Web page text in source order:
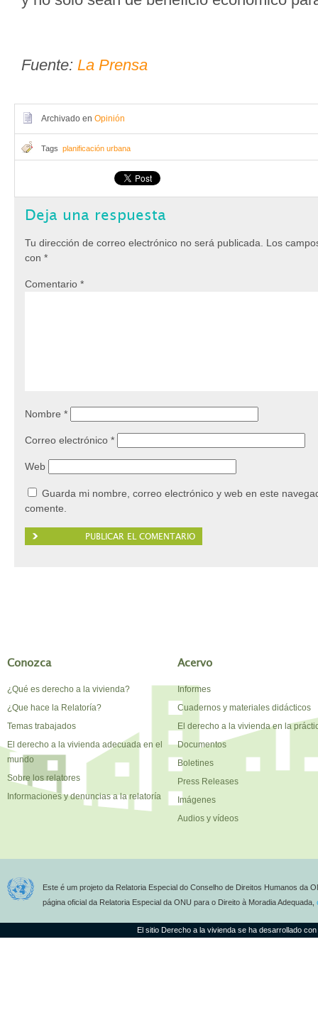
Fuente: La Prensa
Archivado en Opinión
Tags planificación urbana
Deja una respuesta
Tu dirección de correo electrónico no será publicada.
Los
con *
Comentario *
Nombre *
Correo electrónico *
Web
Guarda mi nombre, correo electrónico y web en este
comente.
Conozca
¿Qué es derecho a la vivienda?
¿Que hace la Relatoría?
Temas trabajados
El derecho a la vivienda adecuada en el
mundo
Sobre los relatores
Informaciones y denuncias a la relatoría
Acervo
Informes
Cuadernos y materiales didácticos
El derecho a la vivienda en la
Documentos
Boletines
Press Releases
Imágenes
Audios y vídeos
Este é um projeto da Relatoria Especial do Conselho de Direitos Humanos da
página oficial da Relatoria Especial da ONU para o Direito à Moradia Adequada,
El sitio Derecho a la vivienda se ha desarrollado